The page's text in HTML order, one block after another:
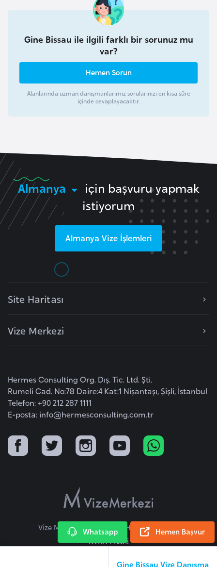
Gine Bissau ile ilgili farklı bir sorunuz mu
var?
Hemen Sorun
Alanlarında uzman danışmanlarımız sorularınızı en kısa süre
içinde cevaplayacaktır.
Gine Bissau Vize Danışma
Almanya
için başvuru yapmak
istiyorum
Almanya Vize İşlemleri
Site Haritası
Vize Merkezi
Hermes Consulting Org. Dış. Tic. Ltd. Şti.
Rumeli Cad. No:78 Daire:4 Kat:1 Nişantaşı, Şişli, İstanbul
Telefon: +90 212 287 1111
E-posta: info@hermesconsulting.com.tr
Vize Merkezi © 2026 Tüm Hakları Saklıdır.
KVKK Metni
k
g
r
t
r
k
n
s
o
a
d
Hemen Başvur
Whatsapp